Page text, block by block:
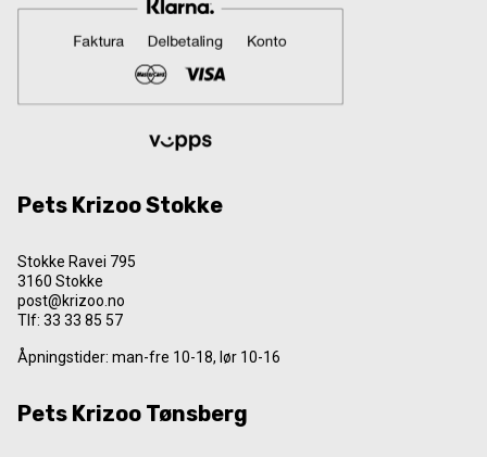
Pets Krizoo Stokke
Stokke Ravei 795
3160 Stokke
post@krizoo.no
Tlf: 33 33 85 57
Åpningstider: man-fre 10-18, lør 10-16
Pets Krizoo Tønsberg